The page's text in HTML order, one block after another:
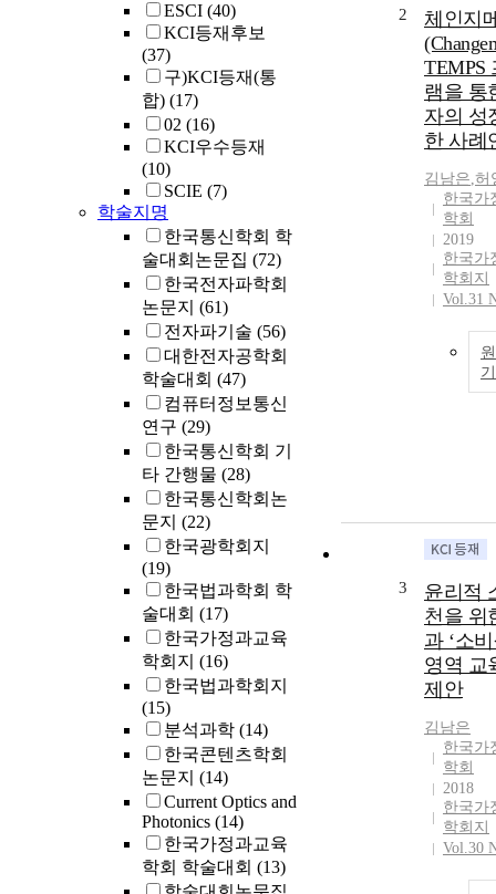
ESCI (40)
KCI등재후보
(37)
구)KCI등재(통
합) (17)
02 (16)
KCI우수등재
(10)
SCIE (7)
학술지명
한국통신학회 학
술대회논문집 (72)
한국전자파학회
논문지 (61)
전자파기술 (56)
대한전자공학회
학술대회 (47)
컴퓨터정보통신
연구 (29)
한국통신학회 기
타 간행물 (28)
한국통신학회논
문지 (22)
한국광학회지
(19)
한국법과학회 학
술대회 (17)
한국가정과교육
학회지 (16)
한국법과학회지
(15)
분석과학 (14)
한국콘텐츠학회
논문지 (14)
Current Optics and
Photonics (14)
한국가정과교육
학회 학술대회 (13)
2
체인지
TEMPS
램을 통
자의 성
한 사례
김남은,허
한국가
학회
2019
한국가
학회지
Vol.31
3
윤리적
천을 위
과 ‘소
영역 교
제안
김남은
한국가
학회
2018
한국가
학회지
Vol.30